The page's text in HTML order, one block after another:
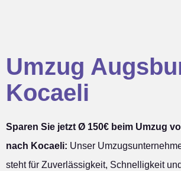
Umzug
Kocaeli
Sparen Sie jetzt Ø 150€ beim Umzug
nach Kocaeli: Unser
steht für Zuverlässigkeit, Schnelligkeit